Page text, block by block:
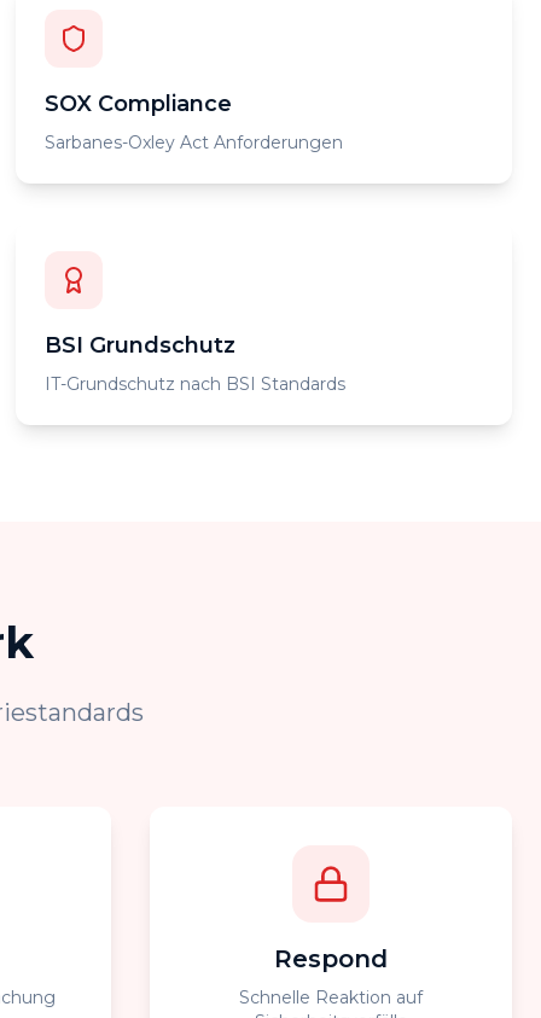
SOX Compliance
Sarbanes-Oxley Act Anforderungen
BSI Grundschutz
IT-Grundschutz nach BSI Standards
Respond
Schnelle Reaktion auf